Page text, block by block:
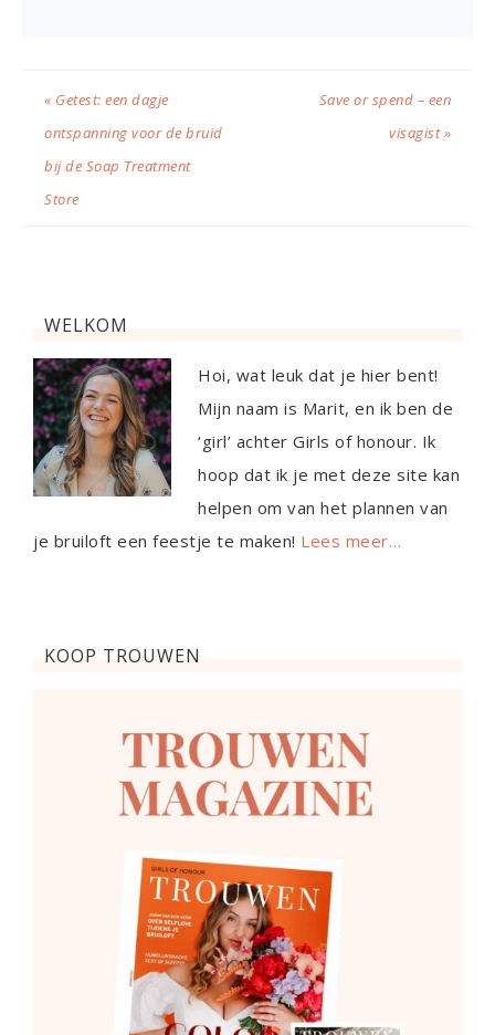
« Getest: een dagje
ontspanning voor de bruid
bij de Soap Treatment
Store
Save or spend – een
visagist »
WELKOM
Hoi, wat leuk dat je hier bent!
Mijn naam is Marit, en ik ben de
‘girl’ achter Girls of honour. Ik
hoop dat ik je met deze site kan
helpen om van het plannen van
je bruiloft een feestje te maken! Lees meer…
KOOP TROUWEN